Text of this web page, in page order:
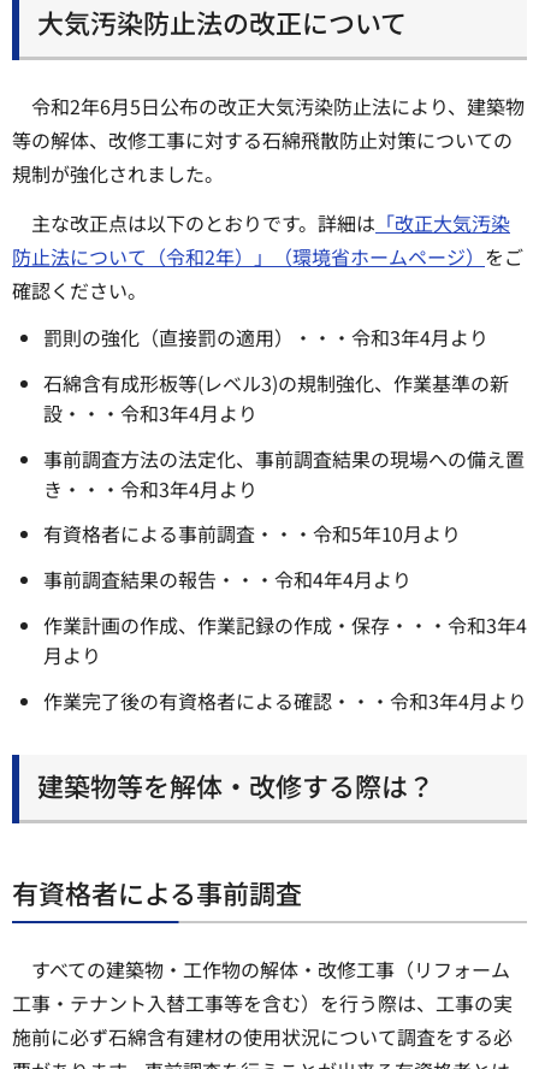
大気汚染防止法の改正について
令和2年6月5日公布の改正大気汚染防止法により、建築物
等の解体、改修工事に対する石綿飛散防止対策についての
規制が強化されました。
主な改正点は以下のとおりです。詳細は 「改正大気汚染
防止法について（令和2年）」（環境省ホームページ） をご
確認ください。
罰則の強化（直接罰の適用）・・・令和3年4月より
石綿含有成形板等(レベル3)の規制強化、作業基準の新
設・・・令和3年4月より
事前調査方法の法定化、事前調査結果の現場への備え置
き・・・令和3年4月より
有資格者による事前調査・・・令和5年10月より
事前調査結果の報告・・・令和4年4月より
作業計画の作成、作業記録の作成・保存・・・令和3年4
月より
作業完了後の有資格者による確認・・・令和3年4月より
建築物等を解体・改修する際は？
有資格者による事前調査
すべての建築物・工作物の解体・改修工事（リフォーム
工事・テナント入替工事等を含む）を行う際は、工事の実
施前に必ず石綿含有建材の使用状況について調査をする必